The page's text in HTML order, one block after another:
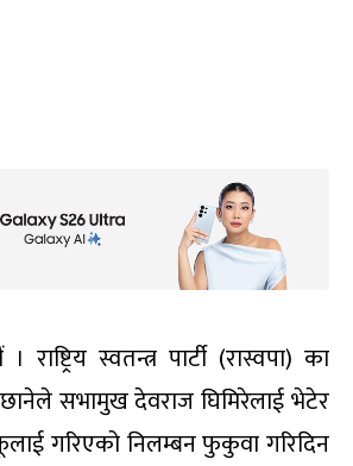
राष्ट्रिय स्वतन्त्र पार्टी (रास्वपा) का
सभामुख देवराज घिमिरेलाई भेटेर
गरिएको निलम्बन फुकुवा गरिदिन